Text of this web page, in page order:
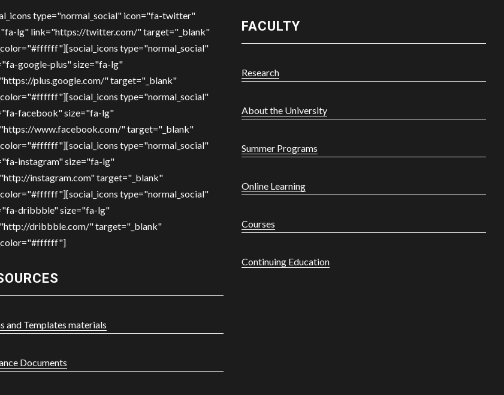
type="normal_social" icon="fa-twitter"
lg" link="https://twitter.com/" target="_blank"
type="normal_social"
google-plus" size="fa-lg"
plus.google.com/" target="_blank"
type="normal_social"
facebook" size="fa-lg"
www.facebook.com/" target="_blank"
type="normal_social"
instagram" size="fa-lg"
instagram.com" target="_blank"
type="normal_social"
dribbble" size="fa-lg"
dribbble.com/" target="_blank"
and Templates materials
Documents
FACULTY
Research
About the University
Summer Programs
Online Learning
Courses
Continuing Education